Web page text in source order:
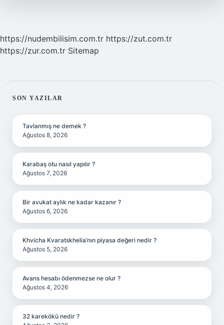
https://nudembilisim.com.tr https://zut.com.tr
https://zur.com.tr Sitemap
SIDEBAR
SON YAZILAR
Tavlanmış ne demek ?
Ağustos 8, 2026
Karabaş otu nasıl yapılır ?
Ağustos 7, 2026
Bir avukat aylık ne kadar kazanır ?
Ağustos 6, 2026
Khvicha Kvaratskhelia’nın piyasa değeri nedir ?
Ağustos 5, 2026
Avans hesabı ödenmezse ne olur ?
Ağustos 4, 2026
32 karekökü nedir ?